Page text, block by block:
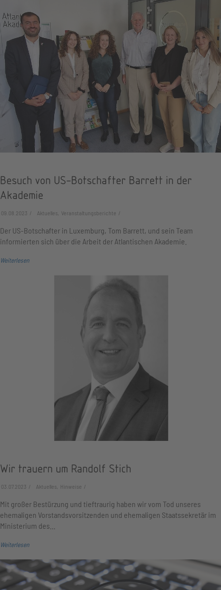
Besuch von US-Botschafter Barrett in der
Akademie
09.08.2023 Aktuelles, Veranstaltungsberichte
Der US-Botschafter in Luxemburg, Tom Barrett, und sein Team
informierten sich über die Arbeit der Atlantischen Akademie.
Weiterlesen
Wir trauern um Randolf Stich
03.07.2023 Aktuelles, Hinweise
Mit großer Bestürzung und tieftraurig haben wir vom Tod unseres
ehemaligen Vorstandsvorsitzenden und ehemaligen Staatssekretär im
Ministerium des…
Weiterlesen